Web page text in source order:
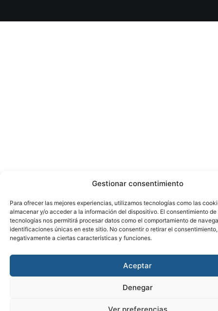
Gestionar consentimiento
Para ofrecer las mejores experiencias, utilizamos tecnologías como las
almacenar y/o acceder a la información del dispositivo. El consentimiento de
tecnologías nos permitirá procesar datos como el comportamiento de
identificaciones únicas en este sitio. No consentir o retirar el
negativamente a ciertas características y funciones.
Aceptar
Denegar
Ver preferencias